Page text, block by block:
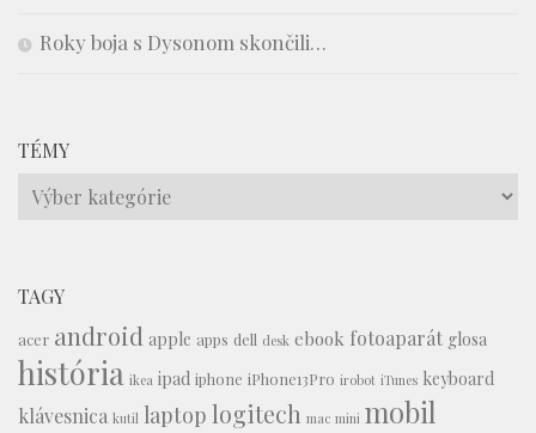
Roky boja s Dysonom skončili…
TÉMY
Témy
TAGY
acer android apple apps dell desk ebook fotoaparát glosa
história ikea ipad iphone iPhone13Pro irobot iTunes keyboard
klávesnica kutil laptop logitech mac mini mobil